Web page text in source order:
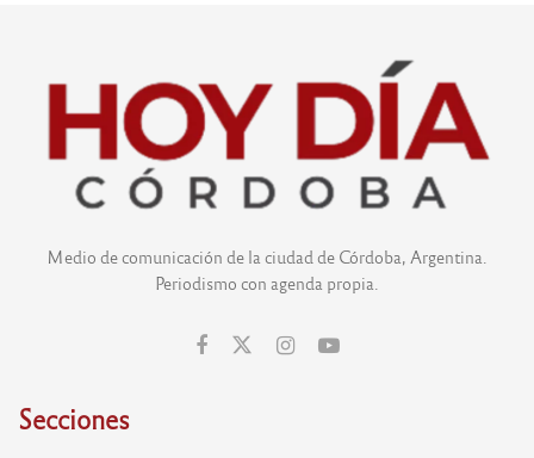
Medio de comunicación de la ciudad de Córdoba, Argentina.
Periodismo con agenda propia.
Secciones